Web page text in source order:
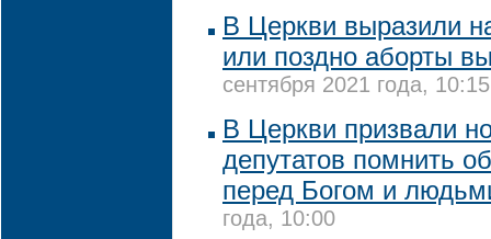
В Церкви выразили
или поздно аборты
сентября 2021 года, 10:15
В Церкви призвали
депутатов помнить
перед Богом и
года, 10:00